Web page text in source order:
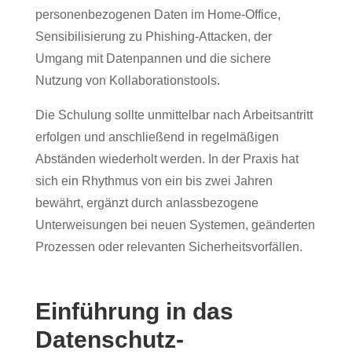
personenbezogenen Daten im Home-Office,
Sensibilisierung zu Phishing-Attacken, der
Umgang mit Datenpannen und die sichere
Nutzung von Kollaborationstools.
Die Schulung sollte unmittelbar nach Arbeitsantritt
erfolgen und anschließend in regelmäßigen
Abständen wiederholt werden. In der Praxis hat
sich ein Rhythmus von ein bis zwei Jahren
bewährt, ergänzt durch anlassbezogene
Unterweisungen bei neuen Systemen, geänderten
Prozessen oder relevanten Sicherheitsvorfällen.
Einführung in das
Datenschutz-